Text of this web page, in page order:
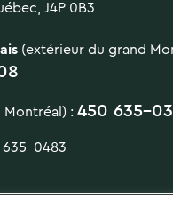
J4P 0B3
(extérieur du grand
Montréal) : 450 635-
635-0483